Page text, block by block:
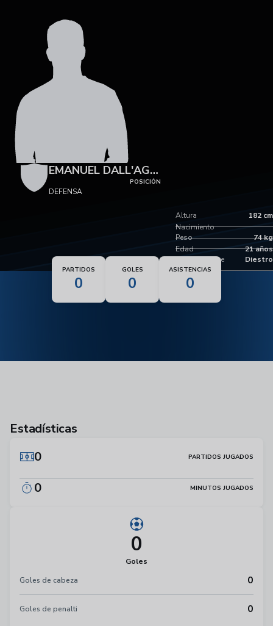
EMANUEL DALL'AGLIO
POSICIÓN
DEFENSA
Altura 182 cm
Peso 74 kg
Pie dominante Diestro
Nacimiento
Edad 21 años
PARTIDOS
0
GOLES
0
ASISTENCIAS
0
Estadísticas
0
PARTIDOS JUGADOS
0 MINUTOS JUGADOS
0
Goles
Goles de cabeza
0
Goles de penalti 0